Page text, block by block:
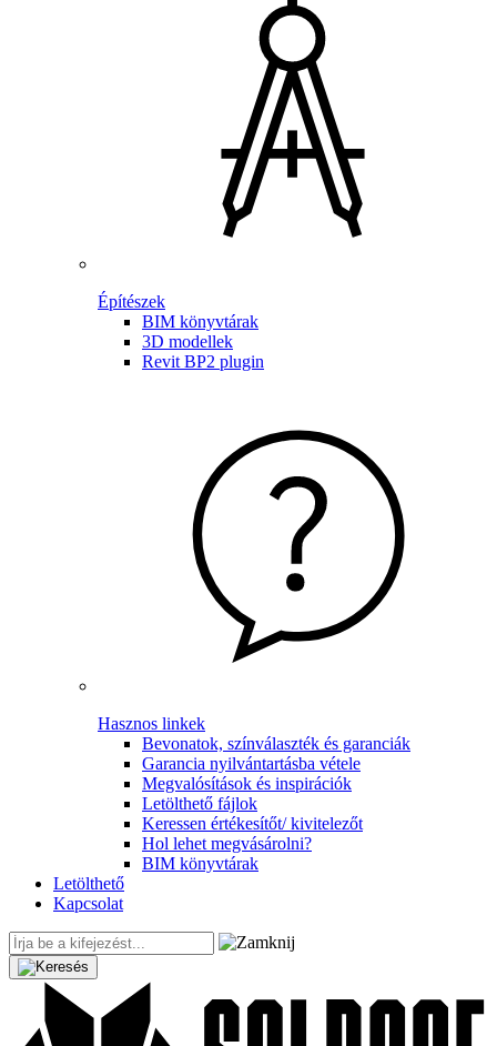
Építészek
BIM könyvtárak
3D modellek
Revit BP2 plugin
Hasznos linkek
Bevonatok, színválaszték és garanciák
Garancia nyilvántartásba vétele
Megvalósítások és inspirációk
Letölthető fájlok
Keressen értékesítőt/ kivitelezőt
Hol lehet megvásárolni?
BIM könyvtárak
Letölthető
Kapcsolat